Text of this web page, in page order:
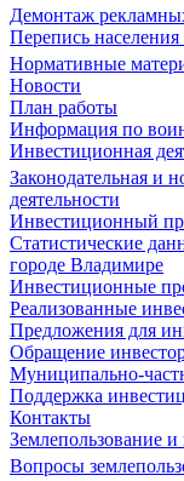
Демонтаж
Перепись населения
Нормативные
Новости
План работы
Информация по
Инвестиционная
Законодательная и
деятельности
Инвестиционный
Статистические
городе Владимире
Инвестиционные
Реализованные
Предложения для
Обращение
Муниципально-
Поддержка
Контакты
Землепользование и
Вопросы